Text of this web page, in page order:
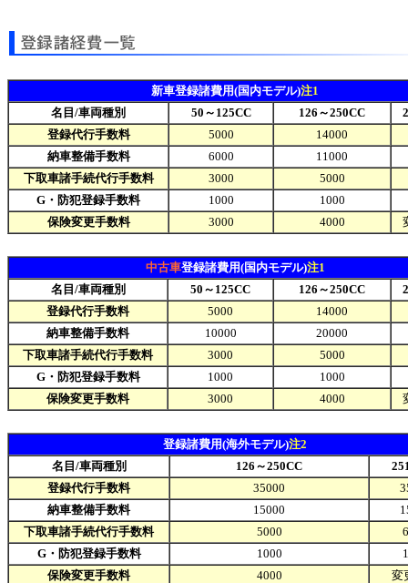
新車登録諸費用(国内モデル)注1
名目/車両種別
50～125CC 126～250CC
登録代行手数料
5000
14000
納車整備手数料
6000
11000
下取車諸手続代行手数料
3000
5000
G・防犯登録手数料
1000
1000
保険変更手数料
3000 4000
中古車登録諸費用(国内モデル)注1
名目/車両種別
50～125CC 126～250CC
登録代行手数料
5000
14000
納車整備手数料
10000
20000
下取車諸手続代行手数料
3000
5000
G・防犯登録手数料
1000
1000
保険変更手数料
3000 4000
登録諸費用(海外モデル)注2
名目/車両種別
126～250CC
登録代行手数料
35000
納車整備手数料
15000
下取車諸手続代行手数料
5000
G・防犯登録手数料
1000
保険変更手数料
4000 変